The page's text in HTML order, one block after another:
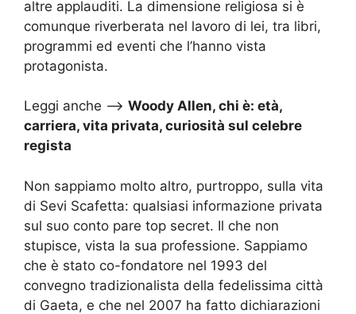
altre applauditi. La dimensione religiosa si è
comunque riverberata nel lavoro di lei, tra libri,
programmi ed eventi che l’hanno vista
protagonista.
Leggi anche –> Woody Allen, chi è: età,
carriera, vita privata, curiosità sul celebre
regista
Non sappiamo molto altro, purtroppo, sulla vita
di Sevi Scafetta: qualsiasi informazione privata
sul suo conto pare top secret. Il che non
stupisce, vista la sua professione. Sappiamo
che è stato co-fondatore nel 1993 del
convegno tradizionalista della fedelissima città
di Gaeta, e che nel 2007 ha fatto dichiarazioni